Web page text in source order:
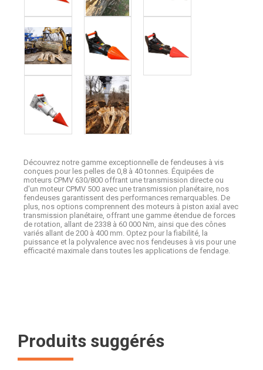
Découvrez notre gamme exceptionnelle de fendeuses à vis
conçues pour les pelles de 0,8 à 40 tonnes. Équipées de
moteurs CPMV 630/800 offrant une transmission directe ou
d'un moteur CPMV 500 avec une transmission planétaire, nos
fendeuses garantissent des performances remarquables. De
plus, nos options comprennent des moteurs à piston axial avec
transmission planétaire, offrant une gamme étendue de forces
de rotation, allant de 2338 à 60 000 Nm, ainsi que des cônes
variés allant de 200 à 400 mm. Optez pour la fiabilité, la
puissance et la polyvalence avec nos fendeuses à vis pour une
efficacité maximale dans toutes les applications de fendage.
Produits suggérés